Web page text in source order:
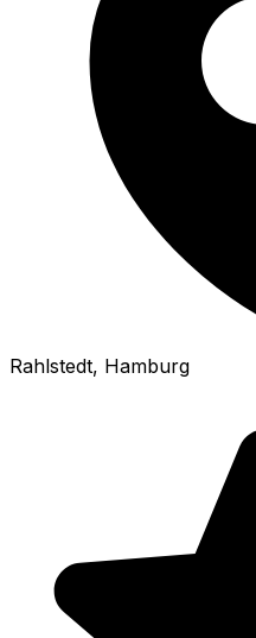
Rahlstedt, Hamburg